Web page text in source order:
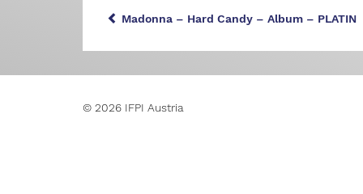
Madonna – Hard Candy – Album – PLATIN
© 2026 IFPI Austria